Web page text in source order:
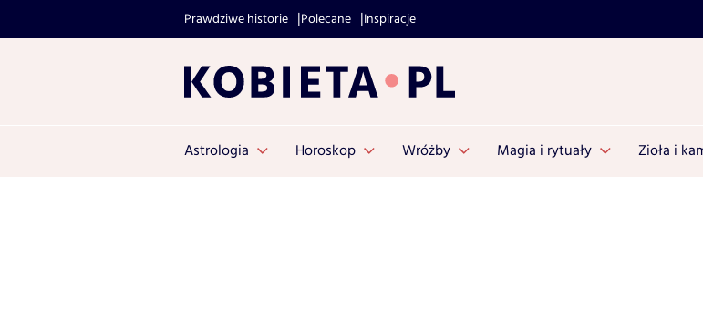
Prawdziwe historie Polecane Inspiracje
Astrologia Horoskop Wróżby Magia i rytuały Zioła i